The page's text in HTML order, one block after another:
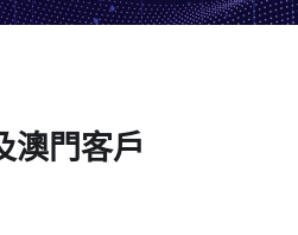
澳門客戶